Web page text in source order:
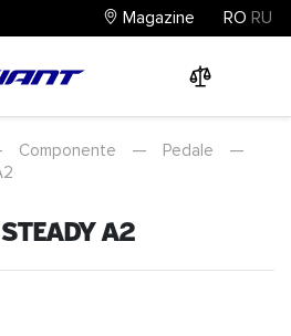
Magazine RO RU
Componente — Pedale
—
Steady A2